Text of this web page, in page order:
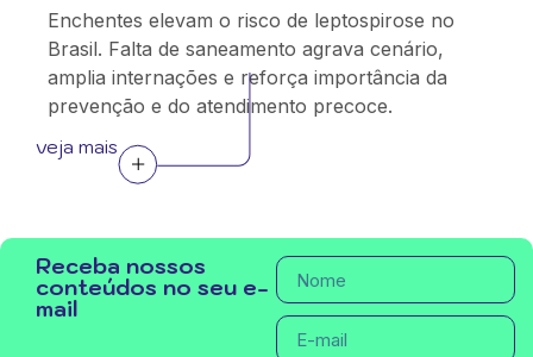
Enchentes elevam o risco de leptospirose no
Brasil. Falta de saneamento agrava cenário,
amplia internações e reforça importância da
prevenção e do atendimento precoce.
veja mais
Receba nossos
conteúdos no seu e-
mail